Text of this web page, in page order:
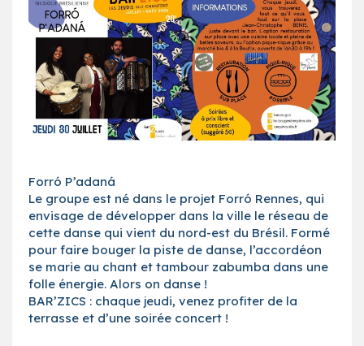
Forró P’adaná
Le groupe est né dans le projet Forró Rennes, qui
envisage de développer dans la ville le réseau de
cette danse qui vient du nord-est du Brésil. Formé
pour faire bouger la piste de danse, l’accordéon
se marie au chant et tambour zabumba dans une
folle énergie. Alors on danse !
BAR’ZICS : chaque jeudi, venez profiter de la
terrasse et d’une soirée concert !